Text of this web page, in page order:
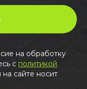
на обработку
c политикой
сайте носит